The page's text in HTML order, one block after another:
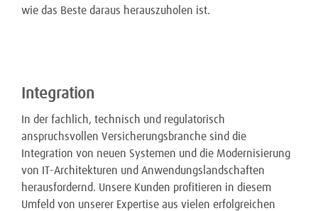
wie das Beste daraus herauszuholen ist.
Integration
In der fachlich, technisch und regulatorisch
anspruchsvollen Versicherungsbranche sind die
Integration von neuen Systemen und die Modernisierung
von IT-Architekturen und Anwendungslandschaften
herausfordernd. Unsere Kunden profitieren in diesem
Umfeld von unserer Expertise aus vielen erfolgreichen